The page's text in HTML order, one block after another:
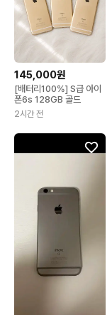
145,000원
[배터리100%] S급 아이
폰6s 128GB 골드
2시간 전